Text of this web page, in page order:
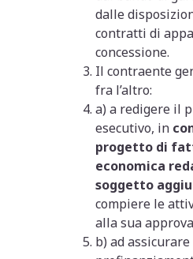
dalle
contratti di
concessione.
Il contraente
fra l’altro:
a) a redigere il
esecutivo, in
progetto di
economica
soggetto
compiere le
alla sua
b) ad